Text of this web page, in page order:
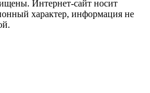
Интернет-сайт носит
характер, информация не